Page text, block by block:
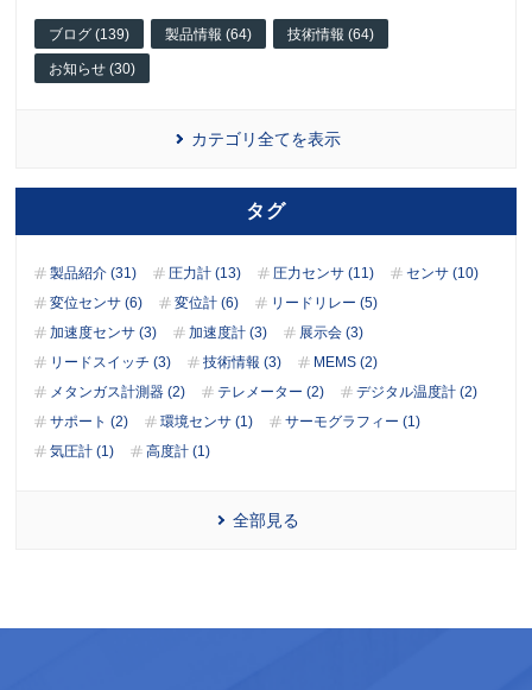
ブログ (139) 製品情報 (64) 技術情報 (64)
お知らせ (30)
カテゴリ全てを表示
タグ
製品紹介 (31) 圧力計 (13) 圧力センサ (11)
センサ (10)
変位センサ (6)
変位計 (6)
リードリレー (5)
加速度センサ (3)
加速度計 (3)
展示会 (3)
リードスイッチ (3)
技術情報 (3)
MEMS (2)
メタンガス計測器 (2)
テレメーター (2)
デジタル温度計 (2)
サポート (2)
環境センサ (1)
サーモグラフィー (1)
気圧計 (1)
高度計 (1)
全部見る